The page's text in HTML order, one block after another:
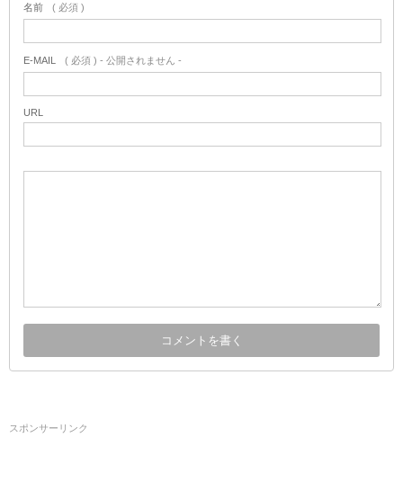
名前 ( 必須 )
E-MAIL ( 必須 ) - 公開されません -
URL
スポンサーリンク